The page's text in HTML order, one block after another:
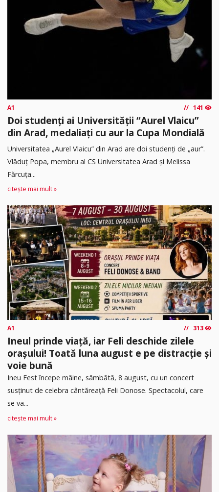
A1 141
Doi studenți ai Universității “Aurel Vlaicu”
din Arad, medaliați cu aur la Cupa Mondială
Universitatea „Aurel Vlaicu” din Arad are doi studenți de „aur”.
Vlăduț Popa, membru al CS Universitatea Arad și Melissa
Fărcuța...
citește mai mult »
A1 313
Ineul prinde viață, iar Feli deschide zilele
orașului! Toată luna august e pe distracție și
voie bună
Ineu Fest începe mâine, sâmbătă, 8 august, cu un concert
susținut de celebra cântăreață Feli Donose. Spectacolul, care
se va...
citește mai mult »